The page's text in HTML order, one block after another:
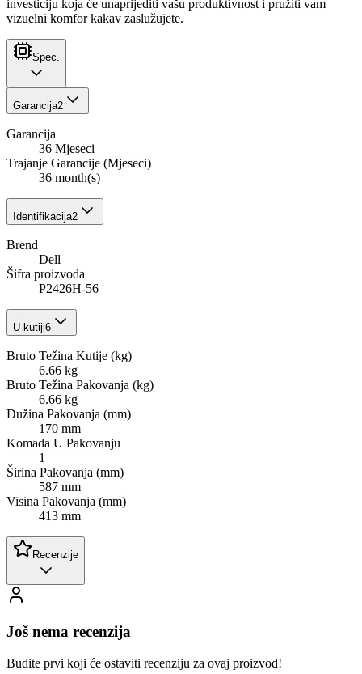
investiciju koja će unaprijediti vašu produktivnost i pružiti vam
vizuelni komfor kakav zaslužujete.
Spec.
Garancija2
Garancija
36 Mjeseci
Trajanje Garancije (Mjeseci)
36 month(s)
Identifikacija2
Brend
Dell
Šifra proizvoda
P2426H-56
U kutiji6
Bruto Težina Kutije (kg)
6.66 kg
Bruto Težina Pakovanja (kg)
6.66 kg
Dužina Pakovanja (mm)
170 mm
Komada U Pakovanju
1
Širina Pakovanja (mm)
587 mm
Visina Pakovanja (mm)
413 mm
Recenzije
Još nema recenzija
Budite prvi koji će ostaviti recenziju za ovaj proizvod!